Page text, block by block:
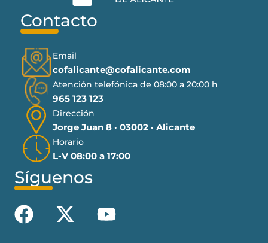
Contacto
Email
cofalicante@cofalicante.com
Atención telefónica de 08:00 a 20:00 h
965 123 123
Dirección
Jorge Juan 8 · 03002 · Alicante
Horario
L-V 08:00 a 17:00
Síguenos